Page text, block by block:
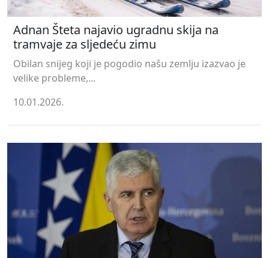
Adnan Šteta najavio ugradnu skija na
tramvaje za sljedeću zimu
Obilan snijeg koji je pogodio našu zemlju izazvao je
velike probleme,...
10.01.2026.